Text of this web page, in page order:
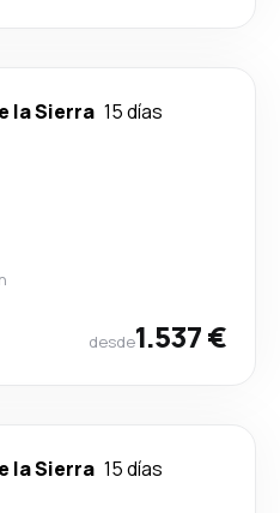
la Sierra 15 días
desde1.537 €
la Sierra 15 días